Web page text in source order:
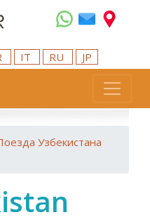
IT RU JP
Узбекистана